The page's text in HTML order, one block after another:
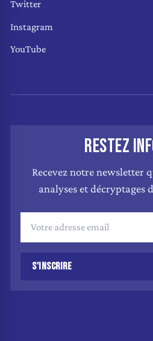
Twitter
Instagram
YouTube
RESTEZ
Recevez notre newsletter
analyses et décryptages
S'INSCRIRE